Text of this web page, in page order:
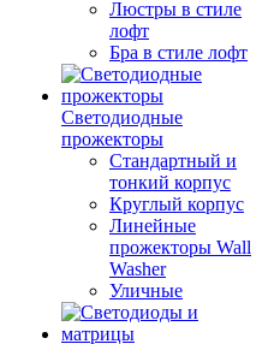
Люстры в стиле
лофт
Бра в стиле лофт
Светодиодные
прожекторы
Стандартный и
тонкий корпус
Круглый корпус
Линейные
прожекторы Wall
Washer
Уличные